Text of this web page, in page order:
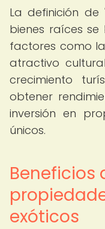
La definición
bienes raíces
factores como
atractivo
crecimiento
obtener
inversión en
únicos.
Beneficios
exóticos